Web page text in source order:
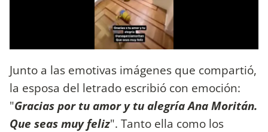
Junto a las emotivas imágenes que compartió,
la esposa del letrado escribió con emoción:
"Gracias por tu amor y tu alegría Ana Moritán.
Que seas muy feliz". Tanto ella como los